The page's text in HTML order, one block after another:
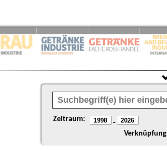
Zeitraum: -